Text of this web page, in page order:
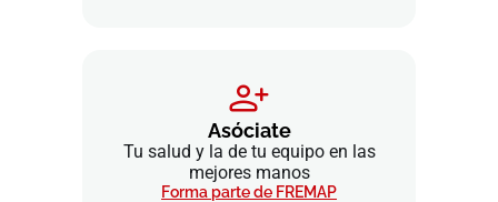
Asóciate
Tu salud y la de tu equipo en las
mejores manos
Forma parte de FREMAP